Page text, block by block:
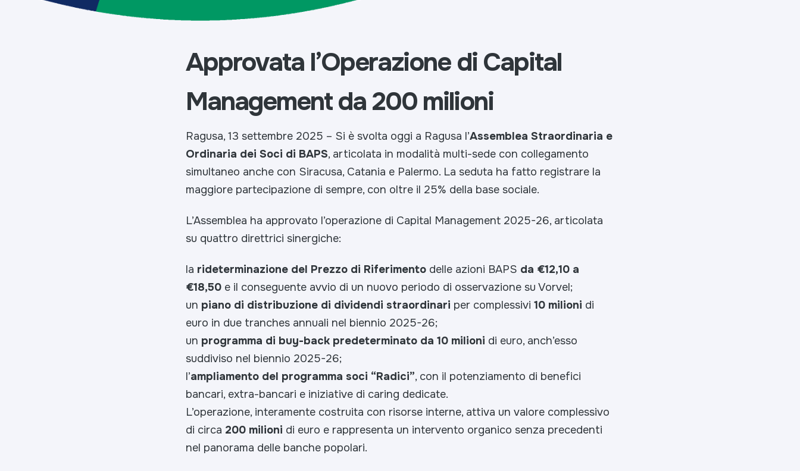
Approvata l’Operazione di Capital
Management da 200 milioni
Ragusa, 13 settembre 2025 – Si è svolta oggi a Ragusa l’Assemblea Straordinaria e
Ordinaria dei Soci di BAPS, articolata in modalità multi-sede con collegamento
simultaneo anche con Siracusa, Catania e Palermo. La seduta ha fatto registrare la
maggiore partecipazione di sempre, con oltre il 25% della base sociale.
L’Assemblea ha approvato l’operazione di Capital Management 2025-26, articolata
su quattro direttrici sinergiche:
la rideterminazione del Prezzo di Riferimento delle azioni BAPS da €12,10 a
€18,50 e il conseguente avvio di un nuovo periodo di osservazione su Vorvel;
un piano di distribuzione di dividendi straordinari per complessivi 10 milioni di
euro in due tranches annuali nel biennio 2025-26;
un programma di buy-back predeterminato da 10 milioni di euro, anch’esso
suddiviso nel biennio 2025-26;
l’ampliamento del programma soci “Radici”, con il potenziamento di benefici
bancari, extra-bancari e iniziative di caring dedicate.
L’operazione, interamente costruita con risorse interne, attiva un valore complessivo
di circa 200 milioni di euro e rappresenta un intervento organico senza precedenti
nel panorama delle banche popolari.